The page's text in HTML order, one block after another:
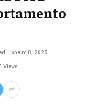
janeiro 8, 2025
Views